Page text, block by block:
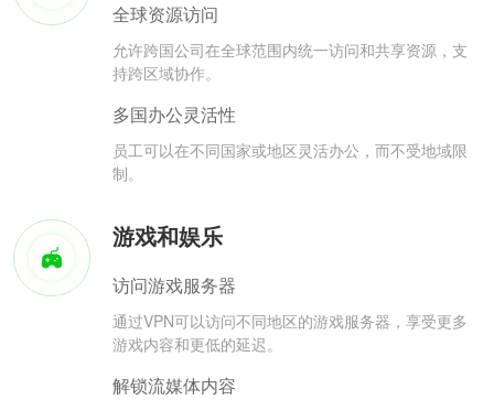
全球资源访问
允许跨国公司在全球范围内统一访问和共享资源，支
持跨区域协作。
多国办公灵活性
员工可以在不同国家或地区灵活办公，而不受地域限
制。
游戏和娱乐
访问游戏服务器
通过VPN可以访问不同地区的游戏服务器，享受更多
游戏内容和更低的延迟。
解锁流媒体内容